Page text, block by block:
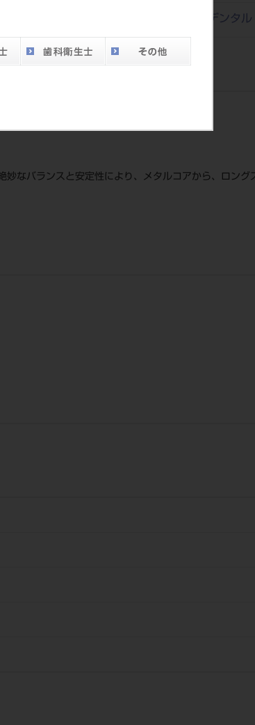
クラレノリタケデンタル
DO vol.26 掲載ペー
680
なバランスと安定性により、メタルコアから、ロング